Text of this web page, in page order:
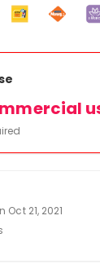
Oct 21, 2021